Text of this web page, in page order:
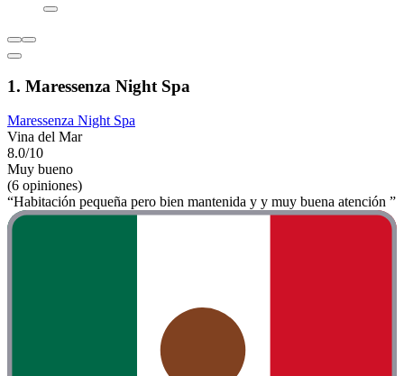
1. Maressenza Night Spa
Maressenza Night Spa
Vina del Mar
8.0/10
Muy bueno
(6 opiniones)
“Habitación pequeña pero bien mantenida y y muy buena atención ”